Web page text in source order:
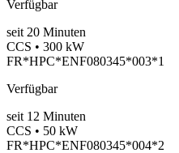
Verfügbar
seit 20 Minuten
CCS • 300 kW
FR*HPC*ENF080345*003*1
Verfügbar
seit 12 Minuten
CCS • 50 kW
FR*HPC*ENF080345*004*2